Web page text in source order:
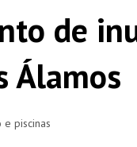
de
Álamos
piscinas